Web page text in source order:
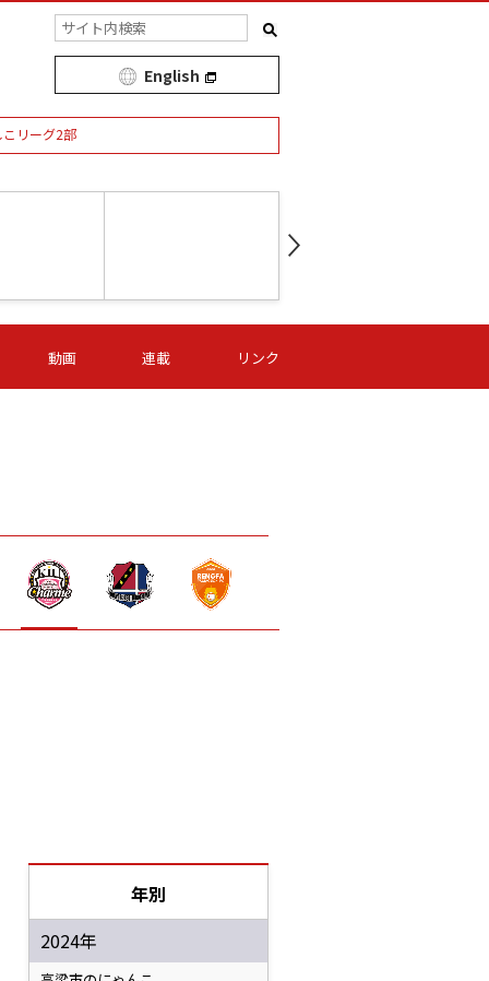
English
こリーグ2部
06 (日) 15:00
-
第16節 09/06 (日) 15:00
- -
動画 連載 リンク
年別
2024年